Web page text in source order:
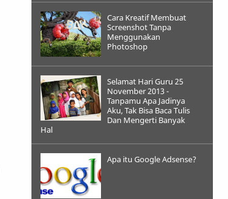
Cara Kreatif Membuat
Screenshot Tanpa
Menggunakan
Photoshop
Selamat Hari Guru 25
November 2013 -
Tanpamu Apa Jadinya
Aku, Tak Bisa Baca Tulis
Dan Mengerti Banyak
Hal
Apa itu Google Adsense?